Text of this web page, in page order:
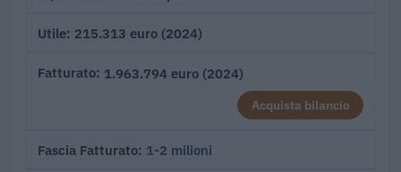
Utile 215.313 euro (2024)
Fatturato 1.963.794 euro (2024)
Acquista bilancio
Fascia Fatturato 1-2 milioni